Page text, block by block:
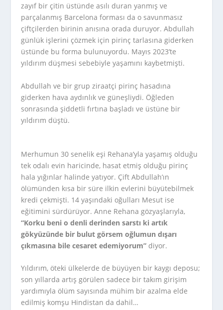
zayıf bir çitin üstünde asılı duran yanmış ve
parçalanmış Barcelona forması da o savunmasız
çiftçilerden birinin anısına orada duruyor. Abdullah
günlük işlerini çözmek için pirinç tarlasına giderken
üstünde bu forma bulunuyordu. Mayıs 2023’te
yıldırım düşmesi sebebiyle yaşamını kaybetmişti.
Abdullah ve bir grup ziraatçi pirinç hasadına
giderken hava aydınlık ve güneşliydi. Öğleden
sonrasında şiddetli fırtına başladı ve üstüne bir
yıldırım düştü.
Merhumun 30 senelik eşi Rehana’yla yaşamış olduğu
tek odalı evin haricinde, hasat etmiş olduğu pirinç
hala yığınlar halinde yatıyor. Çift Abdullah’ın
ölümünden kısa bir süre ilkin evlerini büyütebilmek
kredi çekmişti. 14 yaşındaki oğulları Mesut ise
eğitimini sürdürüyor. Anne Rehana gözyaşlarıyla,
“Korku beni o denli derinden sarstı ki artık
gökyüzünde bir bulut görsem oğlumun dışarı
çıkmasına bile cesaret edemiyorum” diyor.
Yıldırım, öteki ülkelerde de büyüyen bir kaygı deposu;
son yıllarda artış görülen sadece bir takım girişim
yardımıyla ölüm sayısında mühim bir azalma elde
edilmiş komşu Hindistan da dahil…